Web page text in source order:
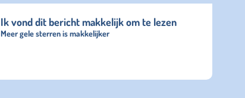
Ik vond dit bericht makkelijk om te lezen
Meer gele sterren is makkelijker